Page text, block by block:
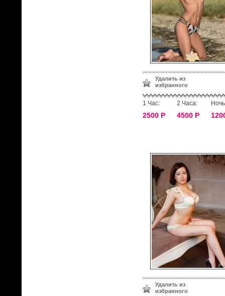
Удалить из
избранного
1 Час:
2500 Р
2 Часа:
4500 Р
Удалить из
избранного